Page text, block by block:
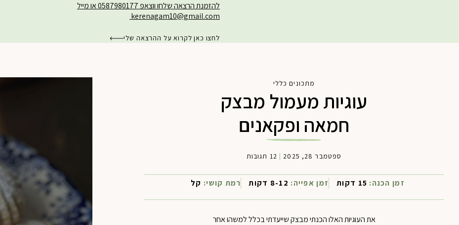
להזמנת הרצאה שלחו ווצאפ 0587980177 או מייל
kerenagam10@gmail.com
לחצו כאן לקרוא על ההרצאה שלי
מתכונים כללי
עוגיות מעמול מבצק
חמאה ופקאנים
ספטמבר 28, 2025 |
זמן הכנה: 15 דקות זמן אפייה: 8-12 דקות רמת קושי: קל
את העוגיות האלו הכנתי מבצק שייעדתי בכלל למשהו אחר